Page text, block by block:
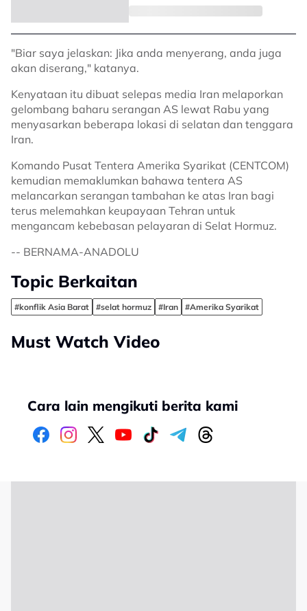
"Biar saya jelaskan: Jika anda menyerang, anda juga
akan diserang," katanya.
Kenyataan itu dibuat selepas media Iran melaporkan
gelombang baharu serangan AS lewat Rabu yang
menyasarkan beberapa lokasi di selatan dan tenggara
Iran.
Komando Pusat Tentera Amerika Syarikat (CENTCOM)
kemudian memaklumkan bahawa tentera AS
melancarkan serangan tambahan ke atas Iran bagi
terus melemahkan keupayaan Tehran untuk
mengancam kebebasan pelayaran di Selat Hormuz.
-- BERNAMA-ANADOLU
Topic Berkaitan
#konflik Asia Barat #selat hormuz #Iran #Amerika Syarikat
Must Watch Video
Cara lain mengikuti berita kami